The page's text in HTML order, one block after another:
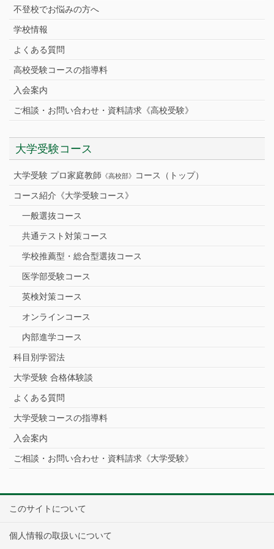
不登校でお悩みの方へ
学校情報
よくある質問
高校受験コースの指導料
入会案内
ご相談・お問い合わせ・資料請求《高校受験》
大学受験コース
大学受験 プロ家庭教師 《高校部》 コース（トップ）
コース紹介《大学受験コース》
一般選抜コース
共通テスト対策コース
学校推薦型・総合型選抜コース
医学部受験コース
英検対策コース
オンラインコース
内部進学コース
科目別学習法
大学受験 合格体験談
よくある質問
大学受験コースの指導料
入会案内
ご相談・お問い合わせ・資料請求《大学受験》
このサイトについて
個人情報の取扱いについて